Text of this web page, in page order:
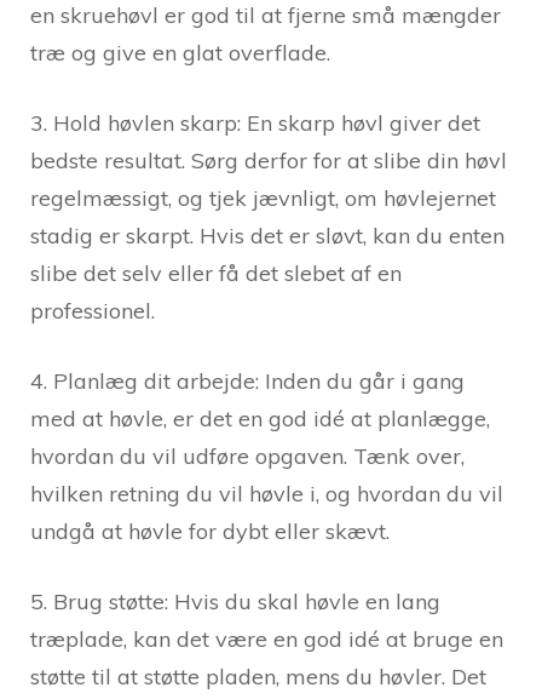
en skruehøvl er god til at fjerne små mængder
træ og give en glat overflade.
3. Hold høvlen skarp: En skarp høvl giver det
bedste resultat. Sørg derfor for at slibe din høvl
regelmæssigt, og tjek jævnligt, om høvlejernet
stadig er skarpt. Hvis det er sløvt, kan du enten
slibe det selv eller få det slebet af en
professionel.
4. Planlæg dit arbejde: Inden du går i gang
med at høvle, er det en god idé at planlægge,
hvordan du vil udføre opgaven. Tænk over,
hvilken retning du vil høvle i, og hvordan du vil
undgå at høvle for dybt eller skævt.
5. Brug støtte: Hvis du skal høvle en lang
træplade, kan det være en god idé at bruge en
støtte til at støtte pladen, mens du høvler. Det